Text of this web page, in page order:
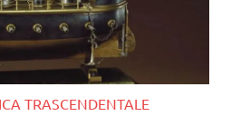
TRASCENDENTALE